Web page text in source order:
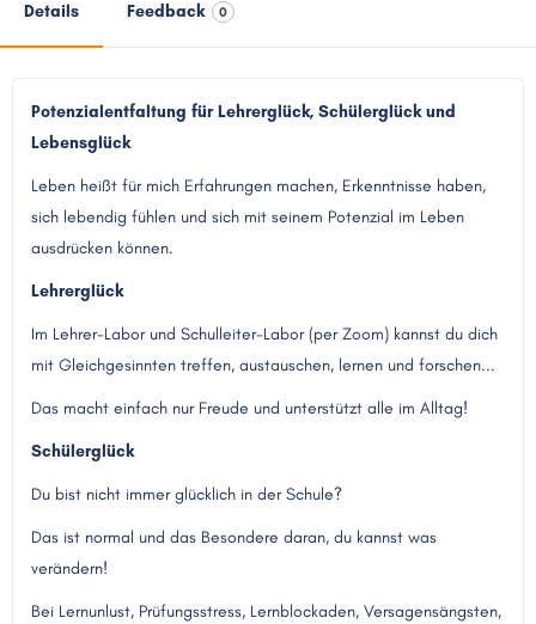
Details Feedback 0
Potenzialentfaltung für Lehrerglück, Schülerglück und
Lebensglück
Leben heißt für mich Erfahrungen machen, Erkenntnisse haben,
sich lebendig fühlen und sich mit seinem Potenzial im Leben
ausdrücken können.
Lehrerglück
Im Lehrer-Labor und Schulleiter-Labor (per Zoom) kannst du dich
mit Gleichgesinnten treffen, austauschen, lernen und forschen...
Das macht einfach nur Freude und unterstützt alle im Alltag!
Schülerglück
Du bist nicht immer glücklich in der Schule?
Das ist normal und das Besondere daran, du kannst was
verändern!
Bei Lernunlust, Prüfungsstress, Lernblockaden, Versagensängsten,